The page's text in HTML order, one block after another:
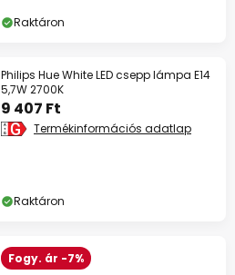
Raktáron
Philips Hue White LED csepp lámpa E14
5,7W 2700K
9 407 Ft
Termékinformációs adatlap
Raktáron
Fogy. ár -7%